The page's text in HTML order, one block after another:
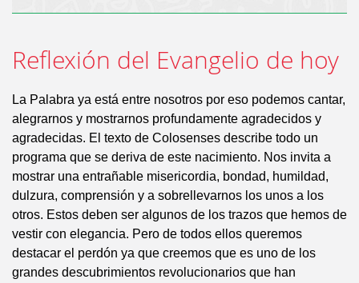
Reflexión del Evangelio de hoy
La Palabra ya está entre nosotros por eso podemos cantar,
alegrarnos y mostrarnos profundamente agradecidos y
agradecidas. El texto de Colosenses describe todo un
programa que se deriva de este nacimiento. Nos invita a
mostrar una entrañable misericordia, bondad, humildad,
dulzura, comprensión y a sobrellevarnos los unos a los
otros. Estos deben ser algunos de los trazos que hemos de
vestir con elegancia. Pero de todos ellos queremos
destacar el perdón ya que creemos que es uno de los
grandes descubrimientos revolucionarios que han